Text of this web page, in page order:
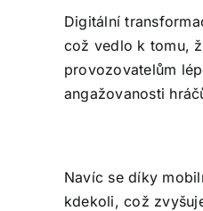
Digitální
což vedlo k tomu,
provozovatelům
angažovanosti
Navíc se díky
kdekoli, což